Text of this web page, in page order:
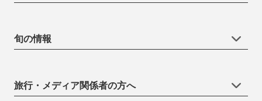
旬の情報
旅行・メディア関係者の方へ